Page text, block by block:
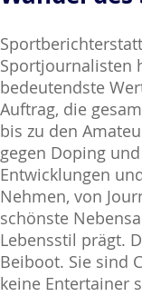
Sportjournalisten
bedeutendste
Auftrag, die
bis zu den
gegen Doping
Entwicklungen
Nehmen, von
schönste
Lebensstil prägt.
Beiboot. Sie sind
keine Entertainer